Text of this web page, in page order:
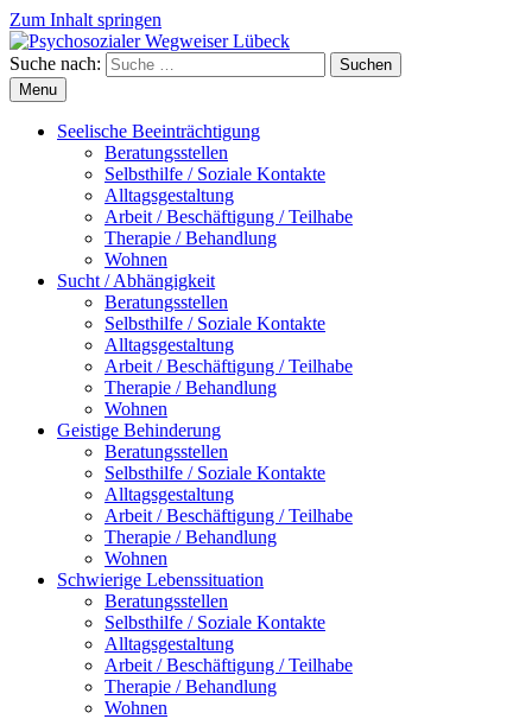
Zum Inhalt springen
Suche nach:
Suchen
Menu
Seelische Beeinträchtigung
Beratungsstellen
Selbsthilfe / Soziale Kontakte
Alltagsgestaltung
Arbeit / Beschäftigung / Teilhabe
Therapie / Behandlung
Wohnen
Sucht / Abhängigkeit
Beratungsstellen
Selbsthilfe / Soziale Kontakte
Alltagsgestaltung
Arbeit / Beschäftigung / Teilhabe
Therapie / Behandlung
Wohnen
Geistige Behinderung
Beratungsstellen
Selbsthilfe / Soziale Kontakte
Alltagsgestaltung
Arbeit / Beschäftigung / Teilhabe
Therapie / Behandlung
Wohnen
Schwierige Lebenssituation
Beratungsstellen
Selbsthilfe / Soziale Kontakte
Alltagsgestaltung
Arbeit / Beschäftigung / Teilhabe
Therapie / Behandlung
Wohnen